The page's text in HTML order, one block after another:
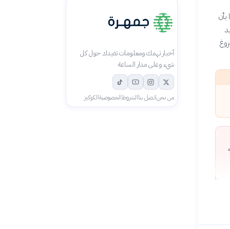
بأن
أخبار تهمك ومعلومات تفيدك حول كل
شيء وعلى مدار الساعة
من نحناتصل بناالشروطالخصوصيةالكوكيز